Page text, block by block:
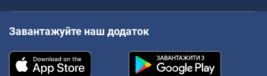
Завантажуйте наш додаток